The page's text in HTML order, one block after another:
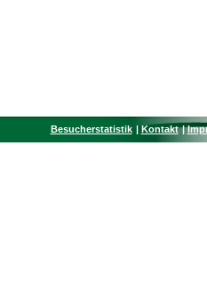
Besucherstatistik Kontakt